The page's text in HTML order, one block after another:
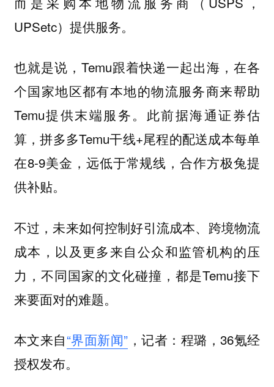
UPSetc）提供服务。
也就是说，Temu跟着快递一起出海，在各
个国家地区都有本地的物流服务商来帮助
Temu提供末端服务。此前据海通证券估
算，拼多多Temu干线+尾程的配送成本每单
在8-9美金，远低于常规线，合作方极兔提
供补贴。
不过，未来如何控制好引流成本、跨境物流
成本，以及更多来自公众和监管机构的压
力，不同国家的文化碰撞，都是Temu接下
来要面对的难题。
本文来自“界面新闻” ，记者：程璐，36氪经
授权发布。